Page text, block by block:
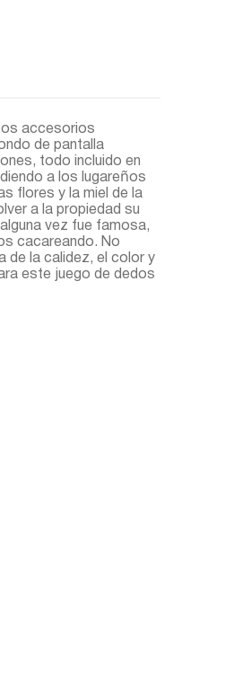
accesorios
de pantalla
todo incluido en
a los lugareños
flores y la miel de la
a la propiedad su
vez fue famosa,
cacareando. No
de la calidez, el color y
este juego de dedos